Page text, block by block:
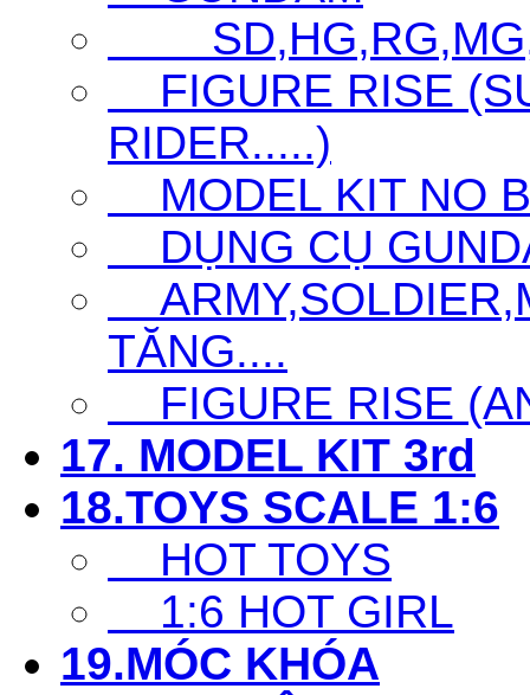
FIGURE RISE
RIDER.....)
MODEL KIT NO
DỤNG CỤ
TĂNG....
FIGURE RISE
17. MODEL KIT 3rd
18.TOYS SCALE 1:6
HOT TOYS
1:6 HOT GIRL
19.MÓC KHÓA